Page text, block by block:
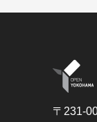
〒231-